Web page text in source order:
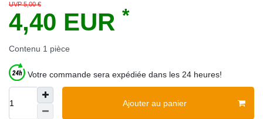
UVP 5,00 €
4,40 EUR *
Contenu 1 pièce
Votre commande sera expédiée dans les 24 heures!
Ajouter au panier